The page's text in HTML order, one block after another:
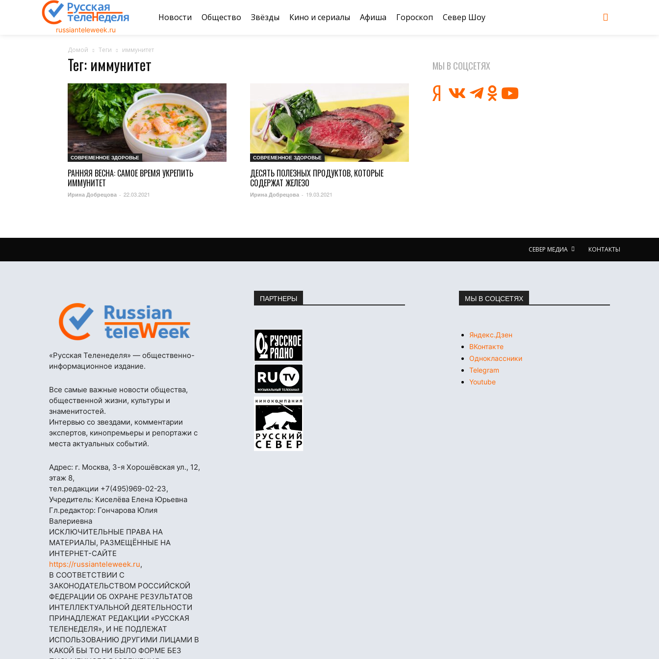
russianteleweek.ru
Новости Общество Звёзды Кино и сериалы Афиша Гороскоп Север Шоу
Домой Теги иммунитет
Тег: иммунитет
СОВРЕМЕННОЕ ЗДОРОВЬЕ
РАННЯЯ ВЕСНА: САМОЕ ВРЕМЯ УКРЕПИТЬ
ИММУНИТЕТ
Ирина Добрецова - 22.03.2021
СОВРЕМЕННОЕ ЗДОРОВЬЕ
ДЕСЯТЬ ПОЛЕЗНЫХ ПРОДУКТОВ, КОТОРЫЕ
СОДЕРЖАТ ЖЕЛЕЗО
Ирина Добрецова - 19.03.2021
МЫ В СОЦСЕТЯХ
СЕВЕР МЕДИА КОНТАКТЫ
«Русская Теленеделя» — общественно-
информационное издание.
Все самые важные новости общества,
общественной жизни, культуры и
знаменитостей.
Интервью со звездами, комментарии
экспертов, кинопремьеры и репортажи с
места актуальных событий.
Адрес: г. Москва, 3-я Хорошёвская ул., 12,
этаж 8,
тел.редакции +7(495)969-02-23,
Учредитель: Киселёва Елена Юрьевна
Гл.редактор: Гончарова Юлия
Валериевна
ИСКЛЮЧИТЕЛЬНЫЕ ПРАВА НА
МАТЕРИАЛЫ, РАЗМЕЩЁННЫЕ НА
ИНТЕРНЕТ-САЙТЕ
https://russianteleweek.ru,
В СООТВЕТСТВИИ С
ЗАКОНОДАТЕЛЬСТВОМ РОССИЙСКОЙ
ФЕДЕРАЦИИ ОБ ОХРАНЕ РЕЗУЛЬТАТОВ
ИНТЕЛЛЕКТУАЛЬНОЙ ДЕЯТЕЛЬНОСТИ
ПРИНАДЛЕЖАТ РЕДАКЦИИ «РУССКАЯ
ТЕЛЕНЕДЕЛЯ», И НЕ ПОДЛЕЖАТ
ИСПОЛЬЗОВАНИЮ ДРУГИМИ ЛИЦАМИ В
КАКОЙ БЫ ТО НИ БЫЛО ФОРМЕ БЕЗ
ПАРТНЕРЫ МЫ В СОЦСЕТЯХ
Яндекс.Дзен
ВКонтакте
Одноклассники
Telegram
Youtube